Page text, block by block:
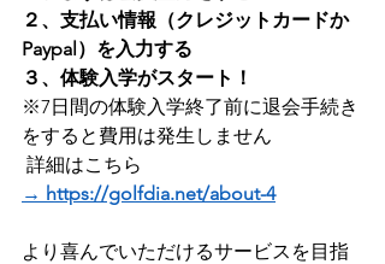
２、支払い情報（クレジットカードか
Paypal）を入力する
３、体験入学がスタート！
※7日間の体験入学終了前に退会手続き
をすると費用は発生しません
詳細はこちら
→ https://golfdia.net/about-4
より喜んでいただけるサービスを目指